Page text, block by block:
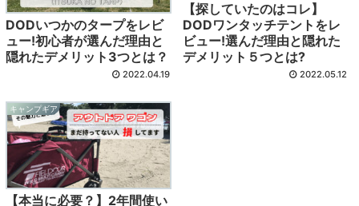
【探していたのはコレ】
DODワンタッチテントをレ
ビュー!選んだ理由と隠れた
デメリット５つとは?
2022.05.12
DODいつかのタープをレビ
ュー!初心者が選んだ理由と
隠れたデメリット3つとは？
2022.04.19
キャンプギア
【本当に必要？】2年間使い